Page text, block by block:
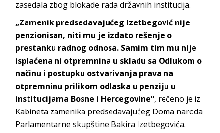
zasedala zbog blokade rada državnih institucija.
„Zamenik predsedavajućeg Izetbegović nije
penzionisan, niti mu je izdato rešenje o
prestanku radnog odnosa. Samim tim mu nije
isplaćena ni otpremnina u skladu sa Odlukom o
načinu i postupku ostvarivanja prava na
otpremninu prilikom odlaska u penziju u
institucijama Bosne i Hercegovine“, rečeno je iz
Kabineta zamenika predsedavajućeg Doma naroda
Parlamentarne skupštine Bakira Izetbegovića.